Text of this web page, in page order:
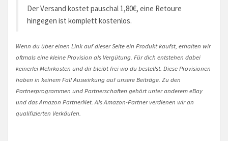
Der Versand kostet pauschal 1,80€, eine Retoure
hingegen ist komplett kostenlos.
Wenn du über einen Link auf dieser Seite ein Produkt kaufst, erhalten wir
oftmals eine kleine Provision als Vergütung. Für dich entstehen dabei
keinerlei Mehrkosten und dir bleibt frei wo du bestellst. Diese Provisionen
haben in keinem Fall Auswirkung auf unsere Beiträge. Zu den
Partnerprogrammen und Partnerschaften gehört unter anderem eBay
und das Amazon PartnerNet. Als Amazon-Partner verdienen wir an
qualifizierten Verkäufen.